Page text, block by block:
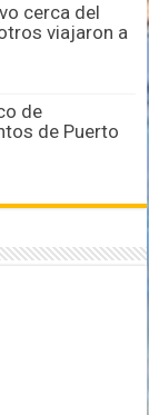
cerca del
viajaron a
de
de Puerto